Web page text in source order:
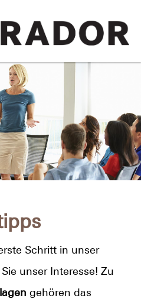
Schritt in unser
unser Interesse! Zu
gehören das